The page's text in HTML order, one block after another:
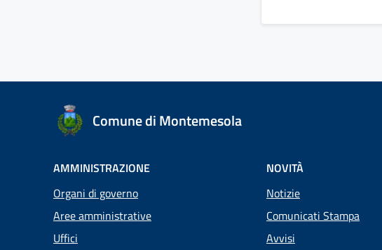
Comune di Montemesola
AMMINISTRAZIONE
Organi di governo
Aree amministrative
Uffici
NOVITÀ
Notizie
Comunicati Stampa
Avvisi